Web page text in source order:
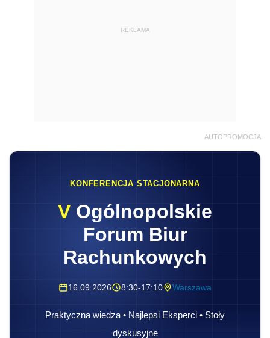
REKLAMA
AUTOPROMOCJA
KONFERENCJA STACJONARNA
V Ogólnopolskie
Forum Biur
Rachunkowych
16.09.2026 8:30-17:10 Warszawa
Praktyczna wiedza • Najlepsi Eksperci • Stoły
dyskusyjne